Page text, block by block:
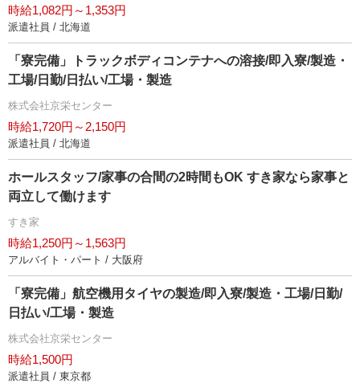
時給1,082円～1,353円
派遣社員 / 北海道
「寮完備」トラックボディコンテナへの溶接/即入寮/製造・
工場/日勤/日払い/工場・製造
株式会社京栄センター
時給1,720円～2,150円
派遣社員 / 北海道
ホールスタッフ/家事の合間の2時間もOK すき家なら家事と
両立して働けます
すき家
時給1,250円～1,563円
アルバイト・パート / 大阪府
「寮完備」航空機用タイヤの製造/即入寮/製造・工場/日勤/
日払い/工場・製造
株式会社京栄センター
時給1,500円
派遣社員 / 東京都